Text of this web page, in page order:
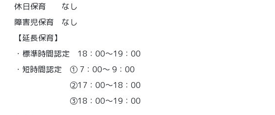
休日保育 なし
障害児保育 なし
【延長保育】
・標準時間認定 18：00〜19：00
・短時間認定 ① 7：00〜 9：00
②17：00〜18：00
③18：00〜19：00